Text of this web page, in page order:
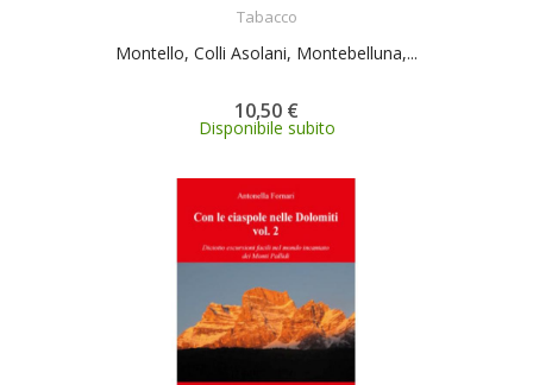
Tabacco
Montello, Colli Asolani, Montebelluna,...
10,50 €
Disponibile subito